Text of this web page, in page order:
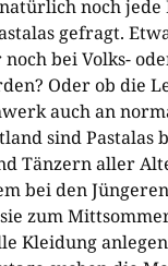
noch jede
gefragt.
bei Volks-
Oder ob die
auch an
sind Pastalas
Tänzern aller
bei den
zum
Kleidung